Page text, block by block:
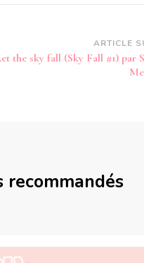
ARTICLE
the sky fall (Sky Fall #1) par